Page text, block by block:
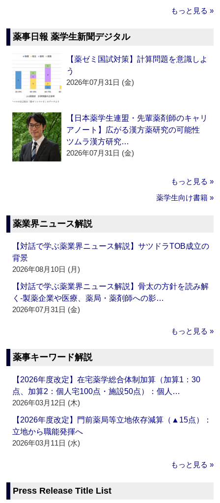
もっと見る »
薬事日報 薬学生新聞デジタル
【薬ゼミ国試対策】計算問題を意識しよ
う
2026年07月31日 (金)
【日本薬学生連盟・先輩薬剤師のキャリ
アノート】広がる漢方薬研究の可能性
ツムラ漢方研究…
2026年07月31日 (金)
もっと見る »
薬学生向け書籍 »
薬業界ニュース解説
【対話で学ぶ薬業界ニュース解説】サツドラTOB成立の
背景
2026年08月10日 (月)
【対話で学ぶ薬業界ニュース解説】骨太の方針を読み解
く‐製薬企業や医療、薬局・薬剤師への影…
2026年07月31日 (金)
もっと見る »
薬事キーワード解説
【2026年度改定】在宅薬学総合体制加算（加算1：30
点、加算2：個人宅100点・施設50点）：個人…
2026年03月12日 (木)
【2026年度改定】門前薬局等立地依存減算（▲15点）：
立地から職能発揮へ
2026年03月11日 (水)
もっと見る »
Press Release Title List